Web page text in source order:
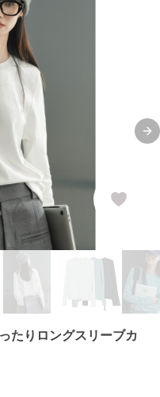
たりロングスリーブカ